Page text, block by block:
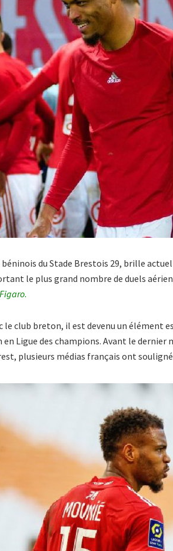
du Stade Brestois 29, brille
le plus grand nombre de duels
Figaro.
le club breton, il est devenu un élément
Ligue des champions. Avant le dernier
plusieurs médias français ont